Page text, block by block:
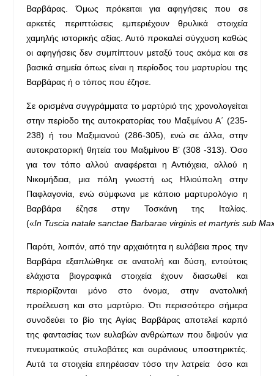
Βαρβάρας. Όμως πρόκειται για αφηγήσεις που σε
αρκετές περιπτώσεις εμπεριέχουν θρυλικά στοιχεία
χαμηλής ιστορικής αξίας. Αυτό προκαλεί σύγχυση καθώς
οι αφηγήσεις δεν συμπίπτουν μεταξύ τους ακόμα και σε
βασικά σημεία όπως είναι η περίοδος του μαρτυρίου της
Βαρβάρας ή ο τόπος που έζησε.
Σε ορισμένα συγγράμματα το μαρτύριό της χρονολογείται
στην περίοδο της αυτοκρατορίας του Μαξιμίνου Α΄ (235-
238) ή του Μαξιμιανού (286-305), ενώ σε άλλα, στην
αυτοκρατορική θητεία του Μαξιμίνου Β’ (308 -313). Όσο
για τον τόπο αλλού αναφέρεται η Αντιόχεια, αλλού η
Νικομήδεια, μια πόλη γνωστή ως Ηλιούπολη στην
Παφλαγονία, ενώ σύμφωνα με κάποιο μαρτυρολόγιο η
Βαρβάρα έζησε στην Τοσκάνη της Ιταλίας.
(«In Tuscia natale sanctae Barbarae virginis et martyris sub
Παρότι, λοιπόν, από την αρχαιότητα η ευλάβεια προς την
Βαρβάρα εξαπλώθηκε σε ανατολή και δύση, εντούτοις
ελάχιστα βιογραφικά στοιχεία έχουν διασωθεί και
περιορίζονται μόνο στο όνομα, στην ανατολική
προέλευση και στο μαρτύριο. Ότι περισσότερο σήμερα
συνοδεύει το βίο της Αγίας Βαρβάρας αποτελεί καρπό
της φαντασίας των ευλαβών ανθρώπων που διψούν για
πνευματικούς στυλοβάτες και ουράνιους υποστηρικτές.
Αυτά τα στοιχεία επηρέασαν τόσο την λατρεία όσο και